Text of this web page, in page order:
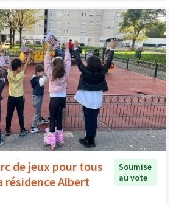
de jeux pour tous
résidence Albert
Soumise
au vote